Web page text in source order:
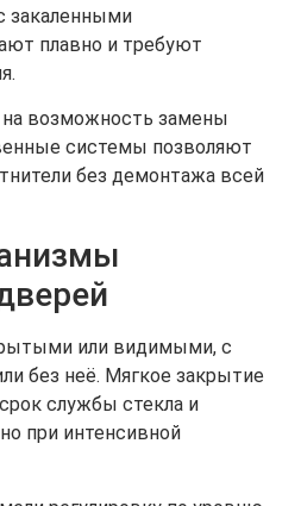
закаленными
плавно и требуют
возможность замены
системы позволяют
без демонтажа всей
или видимыми, с
без неё. Мягкое закрытие
службы стекла и
при интенсивной